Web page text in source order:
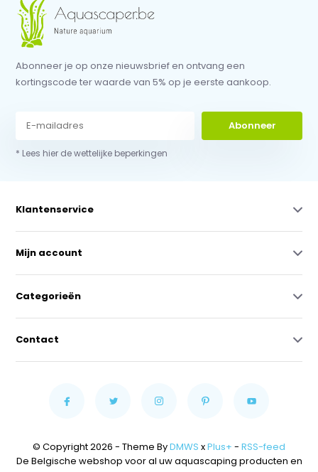
Abonneer je op onze nieuwsbrief en ontvang een
kortingscode ter waarde van 5% op je eerste aankoop.
Abonneer
* Lees hier de wettelijke beperkingen
Klantenservice
Mijn account
Categorieën
Contact
© Copyright 2026 - Theme ByDMWS xPlus+ - RSS-feed
De Belgische webshop voor al uw aquascaping producten en